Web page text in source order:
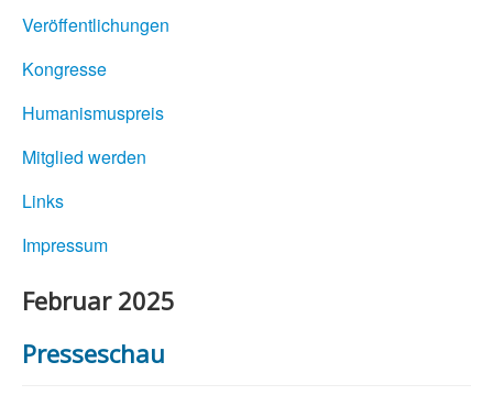
Veröffentlichungen
Kongresse
Humanismuspreis
Mitglied werden
Links
Impressum
Februar 2025
Presseschau